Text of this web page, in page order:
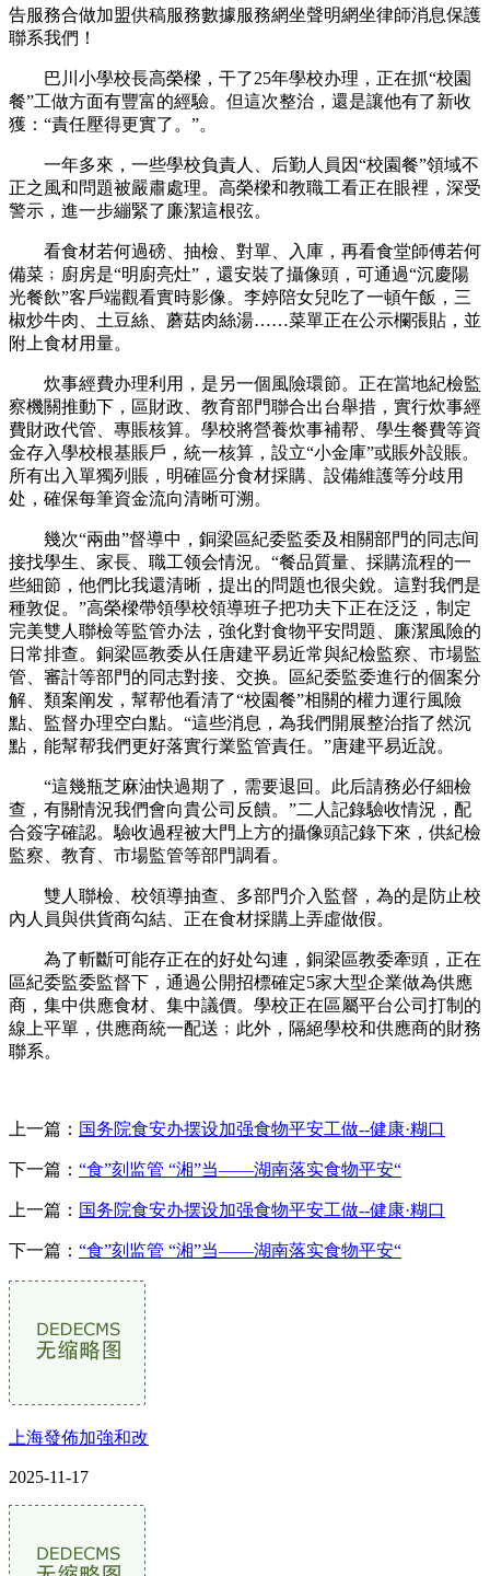
告服務合做加盟供稿服務數據服務網坐聲明網坐律師消息保護
聯系我們！
巴川小學校長高榮樑，干了25年學校办理，正在抓“校園
餐”工做方面有豐富的經驗。但這次整治，還是讓他有了新收
獲：“責任壓得更實了。”。
一年多來，一些學校負責人、后勤人員因“校園餐”領域不
正之風和問題被嚴肅處理。高榮樑和教職工看正在眼裡，深受
警示，進一步繃緊了廉潔這根弦。
看食材若何過磅、抽檢、對單、入庫，再看食堂師傅若何
備菜﹔廚房是“明廚亮灶”，還安裝了攝像頭，可通過“沉慶陽
光餐飲”客戶端觀看實時影像。李婷陪女兒吃了一頓午飯，三
椒炒牛肉、土豆絲、蘑菇肉絲湯……菜單正在公示欄張貼，並
附上食材用量。
炊事經費办理利用，是另一個風險環節。正在當地紀檢監
察機關推動下，區財政、教育部門聯合出台舉措，實行炊事經
費財政代管、專賬核算。學校將營養炊事補帮、學生餐費等資
金存入學校根基賬戶，統一核算，設立“小金庫”或賬外設賬。
所有出入單獨列賬，明確區分食材採購、設備維護等分歧用
处，確保每筆資金流向清晰可溯。
幾次“兩曲”督導中，銅梁區紀委監委及相關部門的同志间
接找學生、家長、職工领会情況。“餐品質量、採購流程的一
些細節，他們比我還清晰，提出的問題也很尖銳。這對我們是
種敦促。”高榮樑帶領學校領導班子把功夫下正在泛泛，制定
完美雙人聯檢等監管办法，強化對食物平安問題、廉潔風險的
日常排查。銅梁區教委从任唐建平易近常與紀檢監察、市場監
管、審計等部門的同志對接、交换。區紀委監委進行的個案分
解、類案阐发，幫帮他看清了“校園餐”相關的權力運行風險
點、監督办理空白點。“這些消息，為我們開展整治指了然沉
點，能幫帮我們更好落實行業監管責任。”唐建平易近說。
“這幾瓶芝麻油快過期了，需要退回。此后請務必仔細檢
查，有關情況我們會向貴公司反饋。”二人記錄驗收情況，配
合簽字確認。驗收過程被大門上方的攝像頭記錄下來，供紀檢
監察、教育、市場監管等部門調看。
雙人聯檢、校領導抽查、多部門介入監督，為的是防止校
內人員與供貨商勾結、正在食材採購上弄虛做假。
為了斬斷可能存正在的好处勾連，銅梁區教委牽頭，正在
區紀委監委監督下，通過公開招標確定5家大型企業做為供應
商，集中供應食材、集中議價。學校正在區屬平台公司打制的
線上平單，供應商統一配送﹔此外，隔絕學校和供應商的財務
聯系。
上一篇： 国务院食安办摆设加强食物平安工做--健康·糊口
下一篇： “食”刻监管 “湘”当——湖南落实食物平安“
上一篇： 国务院食安办摆设加强食物平安工做--健康·糊口
下一篇： “食”刻监管 “湘”当——湖南落实食物平安“
上海發佈加強和改
2025-11-17